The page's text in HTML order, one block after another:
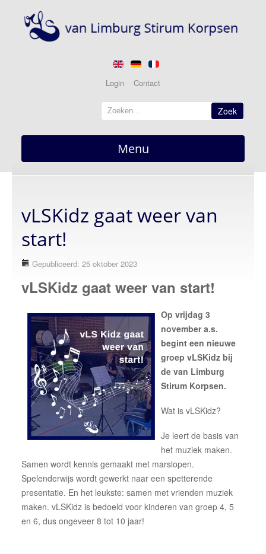
Login Contact
Zoek
Menu
Home
Nieuws
actueel
Berichten
Optredens
Over ons
vLS Algemeen
vLS Samen Muziek Maken
vLS Muziekopleiding
MusicKidz
Jong van Limburg Stirum band
van Limburg Stirum band
Lid worden
Sponsoren
Contact
neem contact op
vLSKidz gaat weer van
start!
Gepubliceerd: 25 oktober 2023
vLSKidz gaat weer van start!
Op vrijdag 3
november a.s.
begint een nieuwe
groep vLSKidz bij
de van Limburg
Stirum Korpsen.
Wat is vLSKidz?
Je leert de basis van
het muziek maken.
Samen wordt kennis gemaakt met marslopen.
Spelenderwijs wordt gewerkt naar een spetterende
presentatie. En het leukste: samen met vrienden muziek
maken. vLSKidz is bedoeld voor kinderen van groep 4, 5
en 6, dus ongeveer 8 tot 10 jaar!